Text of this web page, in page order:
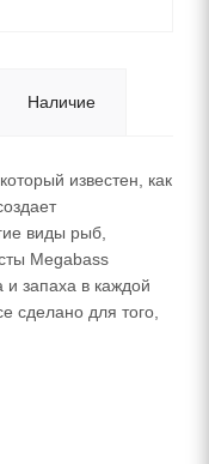
Наличие
известен, как
виды рыб,
Megabass
и запаха в каждой
сделано для того,